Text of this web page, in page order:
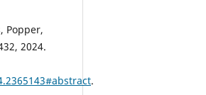
Popper,
2024.
.